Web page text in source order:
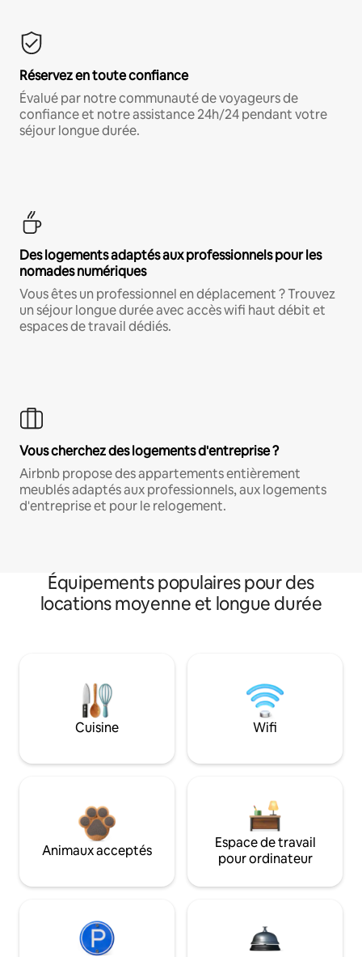
Réservez en toute confiance
Évalué par notre communauté de voyageurs de
confiance et notre assistance 24h/24 pendant votre
séjour longue durée.
Des logements adaptés aux professionnels pour les
nomades numériques
Vous êtes un professionnel en déplacement ? Trouvez
un séjour longue durée avec accès wifi haut débit et
espaces de travail dédiés.
Vous cherchez des logements d'entreprise ?
Airbnb propose des appartements entièrement
meublés adaptés aux professionnels, aux logements
d'entreprise et pour le relogement.
Équipements populaires pour des
locations moyenne et longue durée
Cuisine Wifi
Animaux acceptés
Espace de travail
pour ordinateur